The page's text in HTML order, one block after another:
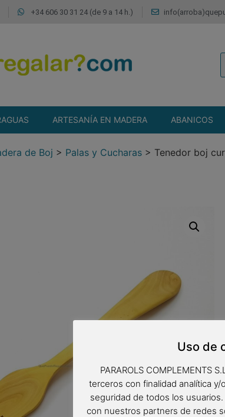
+34 606 30 31 24 (de 9 a 14 h.)
ARTESANÍA EN MADERA ABANICOS
de Boj > Palas y Cucharas > Tenedor boj
Uso de
PARAROLS COMPLEMENTS
terceros con finalidad analítica y/
seguridad de todos los
con nuestros partners de redes